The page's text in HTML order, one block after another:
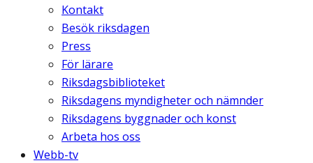
Kontakt
Besök riksdagen
Press
För lärare
Riksdagsbiblioteket
Riksdagens myndigheter och nämnder
Riksdagens byggnader och konst
Arbeta hos oss
Webb-tv